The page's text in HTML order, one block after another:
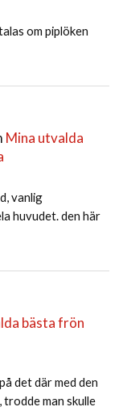
om piplöken
Mina utvalda
vanlig
huvudet. den här
bästa frön
det där med den
man skulle